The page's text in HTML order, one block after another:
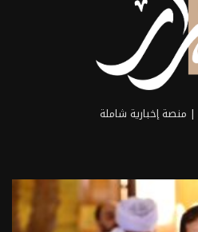
| منصة إخبارية شاملة